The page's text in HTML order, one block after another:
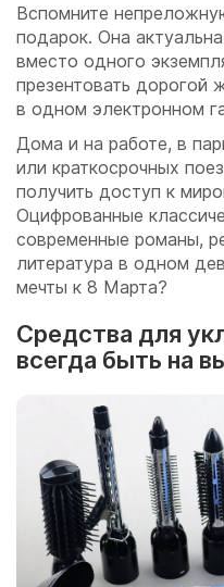
Вспомните
подарок. Она
вместо одного
презентовать дорогой
в одном электронном
Дома и на работе, в
или краткосрочных
получить доступ к
Оцифрованные
современные романы,
литература в одном
мечты к 8 Марта?
Средства для
всегда быть на